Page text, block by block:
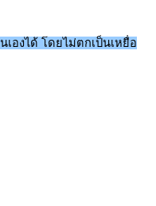
องได้ โดยไม่ตกเป็นเหยื่อ